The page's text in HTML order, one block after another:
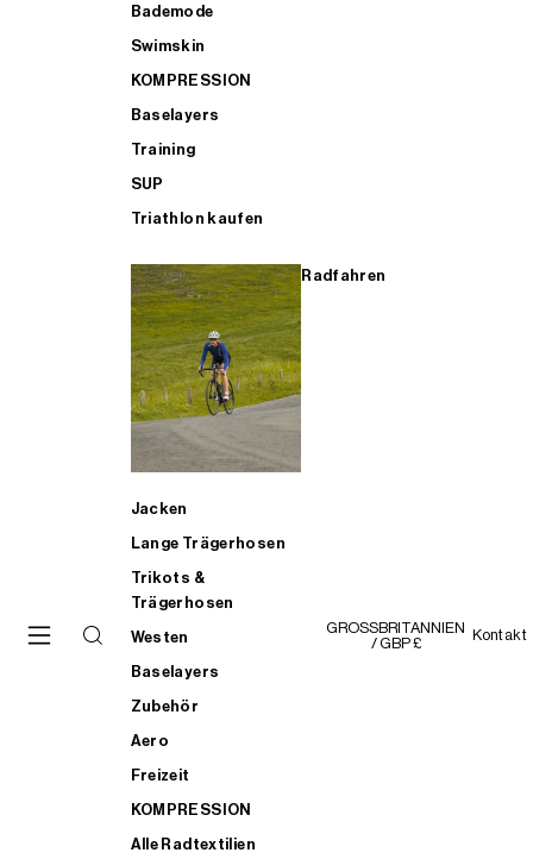
Bademode
Swimskin
KOMPRESSION
Baselayers
Training
SUP
Triathlon kaufen
Radfahren
Jacken
Lange Trägerhosen
Trikots &
Trägerhosen
Westen
Baselayers
Zubehör
Aero
Freizeit
KOMPRESSION
Alle Radtextilien
GROSSBRITANNIEN
/ GBP £
Kontakt